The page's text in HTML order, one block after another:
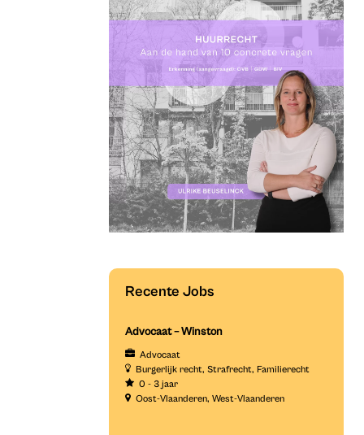
Recente Jobs
Advocaat – Winston
Advocaat
Burgerlijk recht Strafrecht Familierecht
0 - 3 jaar
Oost-Vlaanderen West-Vlaanderen